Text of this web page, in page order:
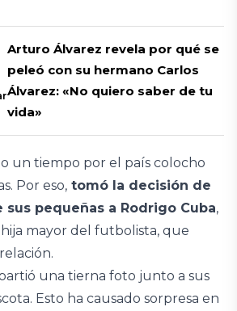
Arturo Álvarez revela por qué se
peleó con su hermano Carlos
Álvarez: «No quiero saber de tu
vida»
un tiempo por el país colocho
Por eso, tomó la decisión de
pequeñas a Rodrigo Cuba,
mayor del futbolista, que
una tierna foto junto a sus
Esto ha causado sorpresa en